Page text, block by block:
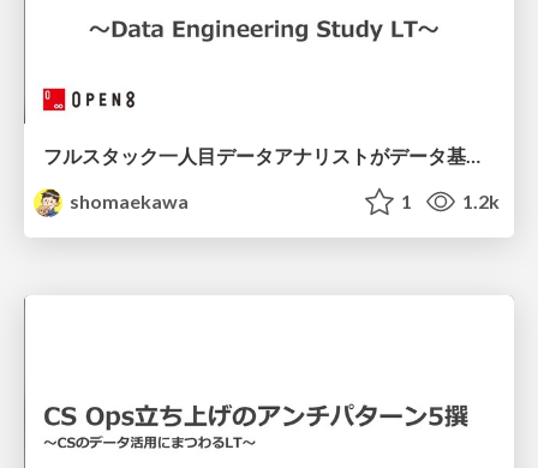
フルスタック一人目データアナリストがデータ基盤を作ったお話
shomaekawa
1 1.2k